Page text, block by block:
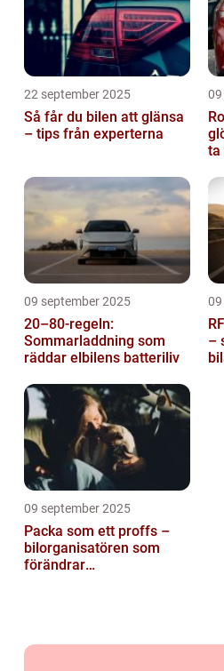
22 september 2025
Så får du bilen att glänsa
– tips från experterna
ta
09 september 2025
20–80-regeln:
Sommarladdning som
räddar elbilens batteriliv
–
09 september 2025
Packa som ett proffs –
bilorganisatören som
förändrar